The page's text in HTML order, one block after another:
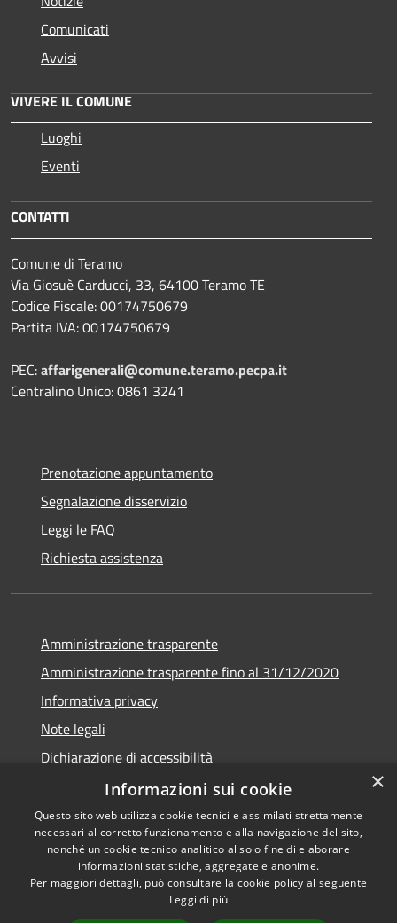
Comunicati
Avvisi
VIVERE IL COMUNE
Luoghi
Eventi
CONTATTI
Comune di Teramo
Via Giosuè Carducci, 33, 64100 Teramo TE
Codice Fiscale: 00174750679
Partita IVA: 00174750679
PEC:affarigenerali@comune.teramo.pecpa.it
Centralino Unico: 0861 3241
Prenotazione appuntamento
Segnalazione disservizio
Leggi le FAQ
Richiesta assistenza
Amministrazione trasparente
Amministrazione trasparente fino al 31/12/2020
Informativa privacy
Note legali
Dichiarazione di accessibilità
Accessibilità
Privacy
Copyright © 2026 • Comune di
Teramo • Powered by
Municipium• Accesso
×
Informazioni sui cookie
Questo sito web utilizza cookie tecnici e assimilati strettamente
necessari al corretto funzionamento e alla navigazione del sito,
nonché un cookie tecnico analitico al solo fine di elaborare
informazioni statistiche, aggregate e anonime.
Per maggiori dettagli, può consultare la cookie policy al seguente
Leggi di più